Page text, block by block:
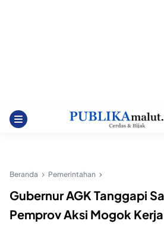
Beranda Pemerintahan
Gubernur AGK Tanggapi
Pemprov Aksi Mogok Kerja